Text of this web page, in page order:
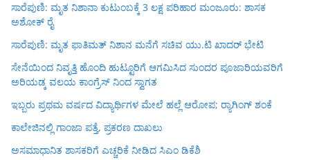
ಸಾರೆಪುಣಿ: ಮೃತ ನಿಶಾನಾ ಕುಟುಂಬಕ್ಕೆ 3 ಲಕ್ಷ ಪರಿಹಾರ ಮಂಜೂರು: ಶಾಸಕ
ಅಶೋಕ್ ರೈ
ಸಾರೆಪುಣಿ: ಮೃತ ಫಾತಿಮತ್ ನಿಶಾನ ಮನೆಗೆ ಸಚಿವ ಯು.ಟಿ ಖಾದರ್ ಭೇಟಿ
ಸೇನೆಯಿಂದ ನಿವೃತ್ತಿ ಹೊಂದಿ ಹುಟ್ಟೂರಿಗೆ ಆಗಮಿಸಿದ ಸುಂದರ ಪೂಜಾರಿಯವರಿಗೆ
ಅರಿಯಡ್ಕ ವಲಯ ಕಾಂಗ್ರೆಸ್ ನಿಂದ ಸ್ವಾಗತ
ಇಬ್ಬರು ಪ್ರಥಮ ವರ್ಷದ ವಿದ್ಯಾರ್ಥಿಗಳ ಮೇಲೆ ಹಲ್ಲೆ ಆರೋಪ; ರ‍್ಯಾಗಿಂಗ್ ಶಂಕೆ
ಕಾಲೇಜಿನಲ್ಲಿ ಗಾಂಜಾ ಪತ್ತೆ, ಪ್ರಕರಣ ದಾಖಲು
ಅಸಮಾಧಾನಿತ ಶಾಸಕರಿಗೆ ಎಚ್ಚರಿಕೆ ನೀಡಿದ ಸಿಎಂ ಡಿಕೆಶಿ